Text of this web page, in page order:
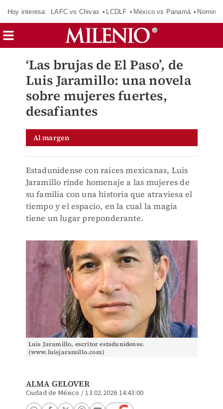
Hoy interesa: LAFC vs Chivas LCDLF México vs Panamá
‘Las brujas de El Paso’, de
Luis Jaramillo: una novela
sobre mujeres fuertes,
desafiantes
Al margen
Estadunidense con raíces mexicanas, Luis
Jaramillo rinde homenaje a las mujeres de
su familia con una historia que atraviesa el
tiempo y el espacio, en la cual la magia
tiene un lugar preponderante.
Luis Jaramillo, escritor estadunidense.
(www.luisjaramillo.com)
ALMA GELOVER
Ciudad de México /13.02.2026 14:43:00